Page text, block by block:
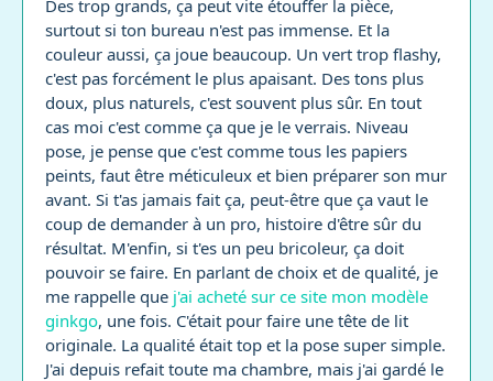
Des trop grands, ça peut vite étouffer la pièce,
surtout si ton bureau n'est pas immense. Et la
couleur aussi, ça joue beaucoup. Un vert trop flashy,
c'est pas forcément le plus apaisant. Des tons plus
doux, plus naturels, c'est souvent plus sûr. En tout
cas moi c'est comme ça que je le verrais. Niveau
pose, je pense que c'est comme tous les papiers
peints, faut être méticuleux et bien préparer son mur
avant. Si t'as jamais fait ça, peut-être que ça vaut le
coup de demander à un pro, histoire d'être sûr du
résultat. M'enfin, si t'es un peu bricoleur, ça doit
pouvoir se faire. En parlant de choix et de qualité, je
me rappelle que j'ai acheté sur ce site mon modèle
ginkgo, une fois. C'était pour faire une tête de lit
originale. La qualité était top et la pose super simple.
J'ai depuis refait toute ma chambre, mais j'ai gardé le